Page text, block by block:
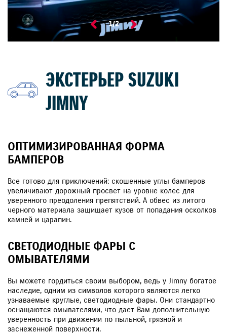
1/2
ЭКСТЕРЬЕР SUZUKI
JIMNY
ОПТИМИЗИРОВАННАЯ ФОРМА
БАМПЕРОВ
Все готово для приключений: скошенные углы бамперов
увеличивают дорожный просвет на уровне колес для
уверенного преодоления препятствий. А обвес из литого
черного материала защищает кузов от попадания осколков
камней и царапин.
СВЕТОДИОДНЫЕ ФАРЫ С
ОМЫВАТЕЛЯМИ
Вы можете гордиться своим выбором, ведь у Jimny богатое
наследие, одним из символов которого являются легко
узнаваемые круглые, светодиодные фары. Они стандартно
оснащаются омывателями, что дает Вам дополнительную
уверенность при движении по пыльной, грязной и
заснеженной поверхности.